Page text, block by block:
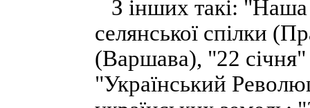
З інших такі: "Наша
селянської спілки
(Варшава), "22
"Український